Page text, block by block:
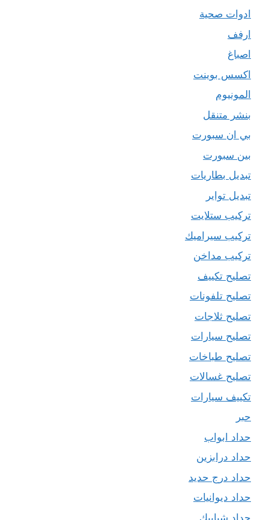
ادوات صحية
ارفف
اصباغ
اكسس بوينت
المونيوم
بنشر متنقل
بي ان سبورت
بين سبورت
تبديل بطاريات
تبديل تواير
تركيب ستلايت
تركيب سيراميك
تركيب مداخن
تصليح تكييف
تصليح تلفونات
تصليح ثلاجات
تصليح سيارات
تصليح طباخات
تصليح غسالات
تكييف سيارات
حبر
حداد ابواب
حداد درابزين
حداد درج حديد
حداد ديوانيات
حداد شبابيك